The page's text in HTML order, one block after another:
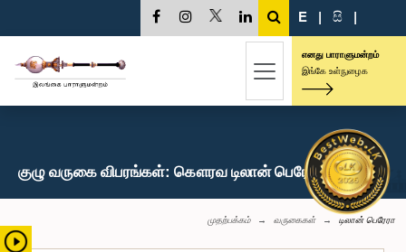
E | සි |
எனது பாராளுமன்றம்
இங்கே உள்நுழைக
குழு வருகை விபரங்கள்: கௌரவ டிலான் பெரேரா, பா.உ.
முதற்பக்கம் வருகைகள் டிலான் பெரேரா